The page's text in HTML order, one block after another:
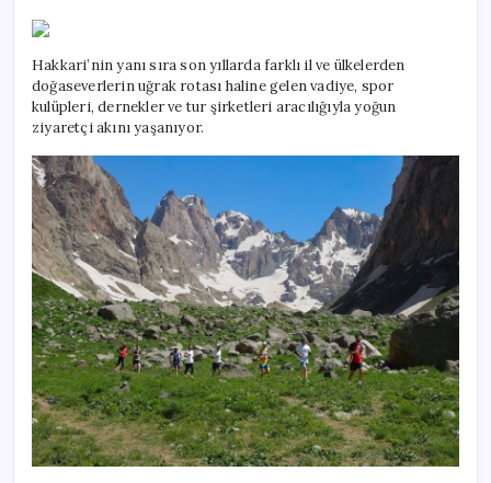
Hakkari’nin yanı sıra son yıllarda farklı il ve ülkelerden
doğaseverlerin uğrak rotası haline gelen vadiye, spor
kulüpleri, dernekler ve tur şirketleri aracılığıyla yoğun
ziyaretçi akını yaşanıyor.